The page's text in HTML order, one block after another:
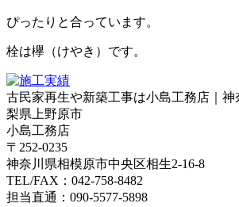
ぴったりと合っています。
栓は欅（けやき）です。
古民家再生や新築工事は小島工務店｜
梨県上野原市
小島工務店
〒252-0235
神奈川県相模原市中央区相生2-16-8
TEL/FAX：042-758-8482
担当直通：090-5577-5898